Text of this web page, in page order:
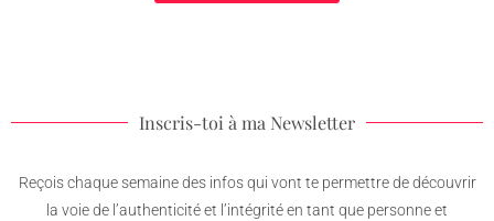
Inscris-toi à ma Newsletter
Reçois chaque semaine des infos qui vont te permettre de découvrir
la voie de l’authenticité et l’intégrité en tant que personne et